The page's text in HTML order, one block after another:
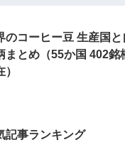
のコーヒー豆 生産国
まとめ（55か国 402銘
記事ランキング